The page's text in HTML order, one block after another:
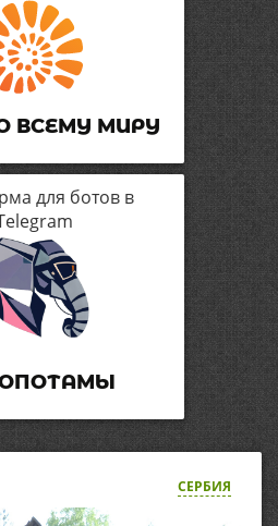
ВСЕМУ МИРУ
для ботов в
СЕРБИЯ